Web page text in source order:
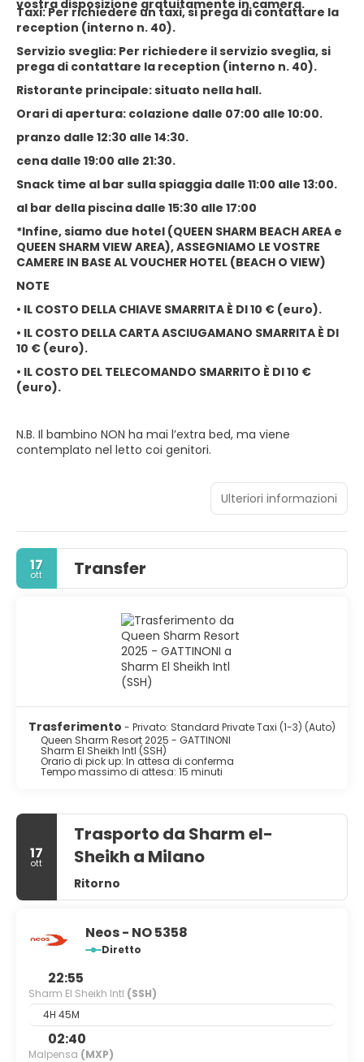
vostra disposizione gratuitamente in camera.
Taxi: Per richiedere un taxi, si prega di contattare la
reception (interno n. 40).
Servizio sveglia: Per richiedere il servizio sveglia, si
prega di contattare la reception (interno n. 40).
Ristorante principale: situato nella hall.
Orari di apertura: colazione dalle 07:00 alle 10:00.
pranzo dalle 12:30 alle 14:30.
cena dalle 19:00 alle 21:30.
Snack time al bar sulla spiaggia dalle 11:00 alle 13:00.
al bar della piscina dalle 15:30 alle 17:00
*Infine, siamo due hotel (QUEEN SHARM BEACH AREA e
QUEEN SHARM VIEW AREA), ASSEGNIAMO LE VOSTRE
CAMERE IN BASE AL VOUCHER HOTEL (BEACH O VIEW)
NOTE
• IL COSTO DELLA CHIAVE SMARRITA È DI 10 € (euro).
• IL COSTO DELLA CARTA ASCIUGAMANO SMARRITA È DI
10 € (euro).
• IL COSTO DEL TELECOMANDO SMARRITO È DI 10 €
(euro).
N.B. Il bambino NON ha mai l’extra bed, ma viene
contemplato nel letto coi genitori.
Ulteriori informazioni
17
ott Transfer
Trasferimento - Privato: Standard Private Taxi (1-3) (Auto)
Queen Sharm Resort 2025 - GATTINONI
Sharm El Sheikh Intl (SSH)
Orario di pick up: In attesa di conferma
Tempo massimo di attesa: 15 minuti
17
ott
Trasporto da Sharm el-
Sheikh a Milano
Ritorno
Neos - NO 5358
Diretto
22:55
Sharm El Sheikh Intl (SSH)
4H 45M
02:40
Malpensa (MXP)